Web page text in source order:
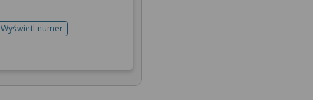
Wyświetl numertelefonu do rejestracji